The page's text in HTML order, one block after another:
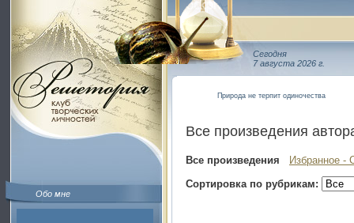
Обо мне
Сегодня
7 августа 2026 г.
Природа не терпит одиночества
Все произведения
Все произведения
Избранное -
Сортировка по рубрикам: